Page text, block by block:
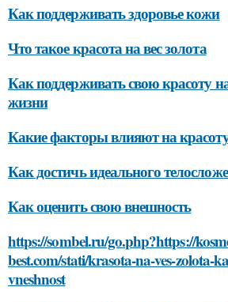
Как поддерживать здоровье кожи
Что такое красота на вес золота
Как поддерживать свою красоту
жизни
Какие факторы влияют на
Как достичь идеального
Как оценить свою внешность
https://sombel.ru/go.php?https://
best.com/stati/krasota-na-ves-zolota-
vneshnost